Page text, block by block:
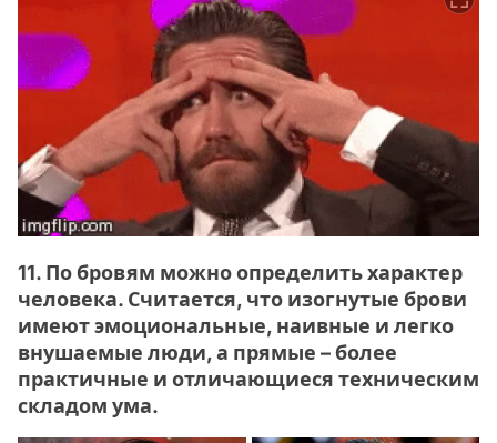
11. По бровям можно определить характер
человека. Считается, что изогнутые брови
имеют эмоциональные, наивные и легко
внушаемые люди, а прямые – более
практичные и отличающиеся техническим
складом ума.